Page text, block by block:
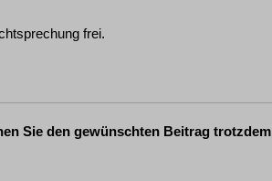
frei.
Sie den gewünschten Beitrag trotzdem